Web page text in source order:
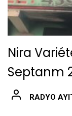
Nira
Septanm
RADYO